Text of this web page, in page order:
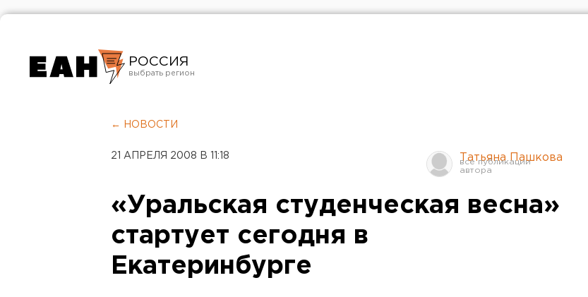
РОССИЯ
Челябинск
← НОВОСТИ
21 АПРЕЛЯ 2008 В 11:18 Татьяна Пашкова
«Уральская студенческая весна»
стартует сегодня в
Екатеринбурге